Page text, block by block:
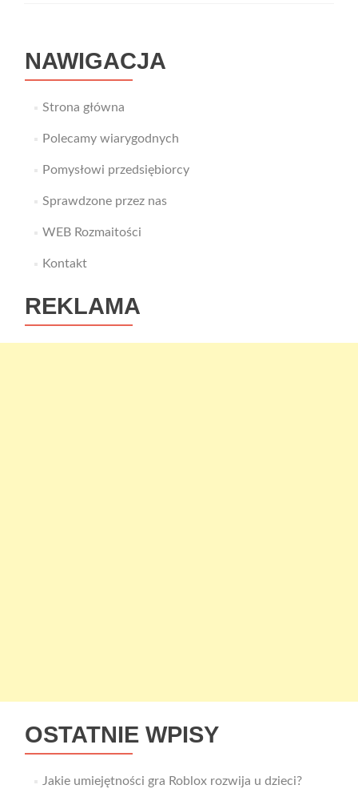
NAWIGACJA
Strona główna
Polecamy wiarygodnych
Pomysłowi przedsiębiorcy
Sprawdzone przez nas
WEB Rozmaitości
Kontakt
REKLAMA
OSTATNIE WPISY
Jakie umiejętności gra Roblox rozwija u dzieci?